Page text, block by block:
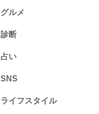
ネイル
グルメ
診断
診断
占い
心理テスト
SNS
ライフスタイル